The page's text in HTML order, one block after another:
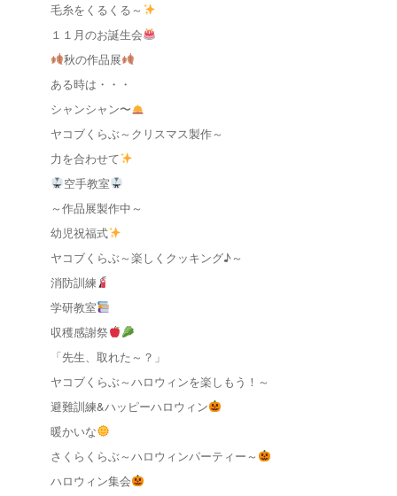
毛糸をくるくる～
１１月のお誕生会
秋の作品展
ある時は・・・
シャンシャン〜
ヤコブくらぶ～クリスマス製作～
力を合わせて
空手教室
～作品展製作中～
幼児祝福式
ヤコブくらぶ～楽しくクッキング♪～
消防訓練
学研教室
収穫感謝祭
「先生、取れた～？」
ヤコブくらぶ～ハロウィンを楽しもう！～
避難訓練&ハッピーハロウィン
暖かいな
さくらくらぶ～ハロウィンパーティー～
ハロウィン集会